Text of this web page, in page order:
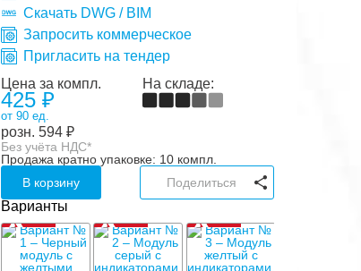
Скачать DWG / BIM
Запросить коммерческое
Пригласить на тендер
Цена за компл.
425 ₽
от 90 ед.
розн. 594 ₽
На складе:
Без учёта НДС*
Продажа кратно упаковке: 10 компл.
В корзину
Поделиться
Варианты